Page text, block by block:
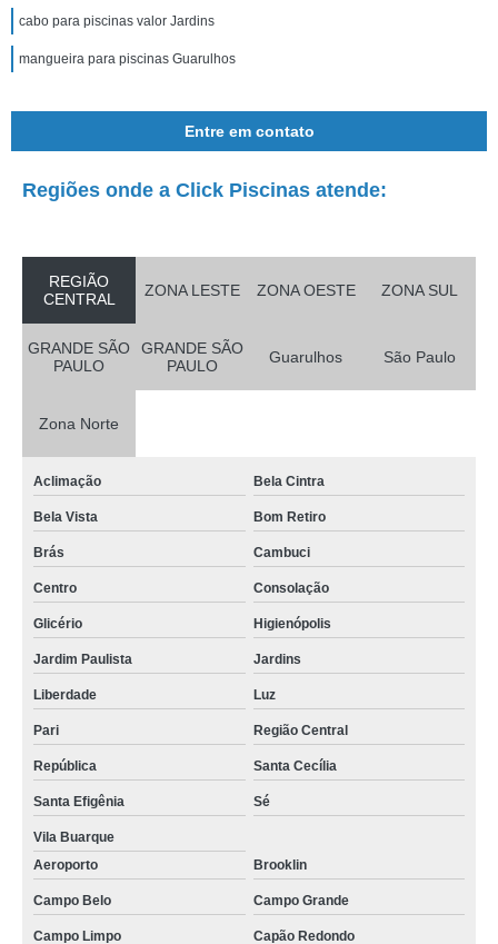
cabo para piscinas valor Jardins
mangueira para piscinas Guarulhos
Entre em contato
Regiões onde a Click Piscinas atende:
REGIÃO
CENTRAL
ZONA LESTE ZONA OESTE ZONA SUL
GRANDE SÃO
PAULO
GRANDE SÃO
PAULO
Guarulhos São Paulo
Zona Norte
Aclimação Bela Cintra
Bela Vista Bom Retiro
Brás Cambuci
Centro Consolação
Glicério Higienópolis
Jardim Paulista Jardins
Liberdade Luz
Pari Região Central
República Santa Cecília
Santa Efigênia Sé
Vila Buarque
Aeroporto
Brooklin
Campo Belo Campo Grande
Campo Limpo Capão Redondo